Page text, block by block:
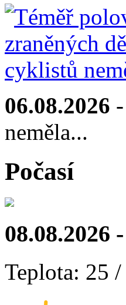
06.08.2026
neměla...
Počasí
08.08.2026
Teplota: 25